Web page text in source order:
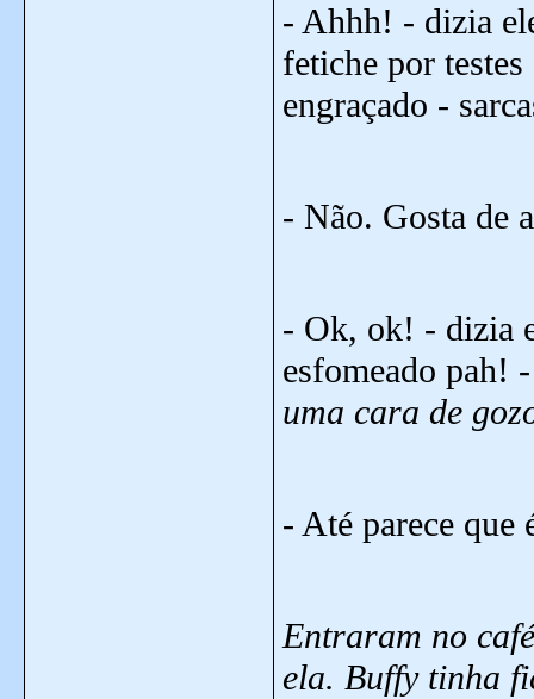
- Ahhh! - dizia
fetiche por
engraçado -
- Não. Gosta de
- Ok, ok! - dizia
esfomeado pah!
uma cara de
- Até parece que
Entraram no
ela. Buffy tinha